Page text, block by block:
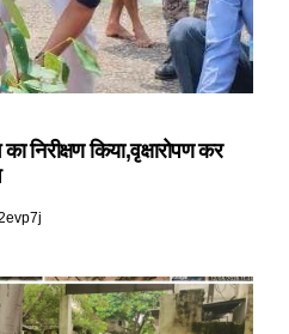
निरीक्षण किया,वृक्षारोपण कर